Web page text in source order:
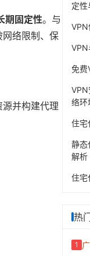
期固定性。与
络限制、保
并构建代理
定性
VPN
VPN
免费
VPN
络环
住宅
静态
解析
住宅
热
1